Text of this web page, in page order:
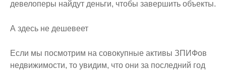
девелоперы найдут деньги, чтобы завершить объекты.
А здесь не дешевеет
Если мы посмотрим на совокупные активы ЗПИФов
недвижимости, то увидим, что они за последний год